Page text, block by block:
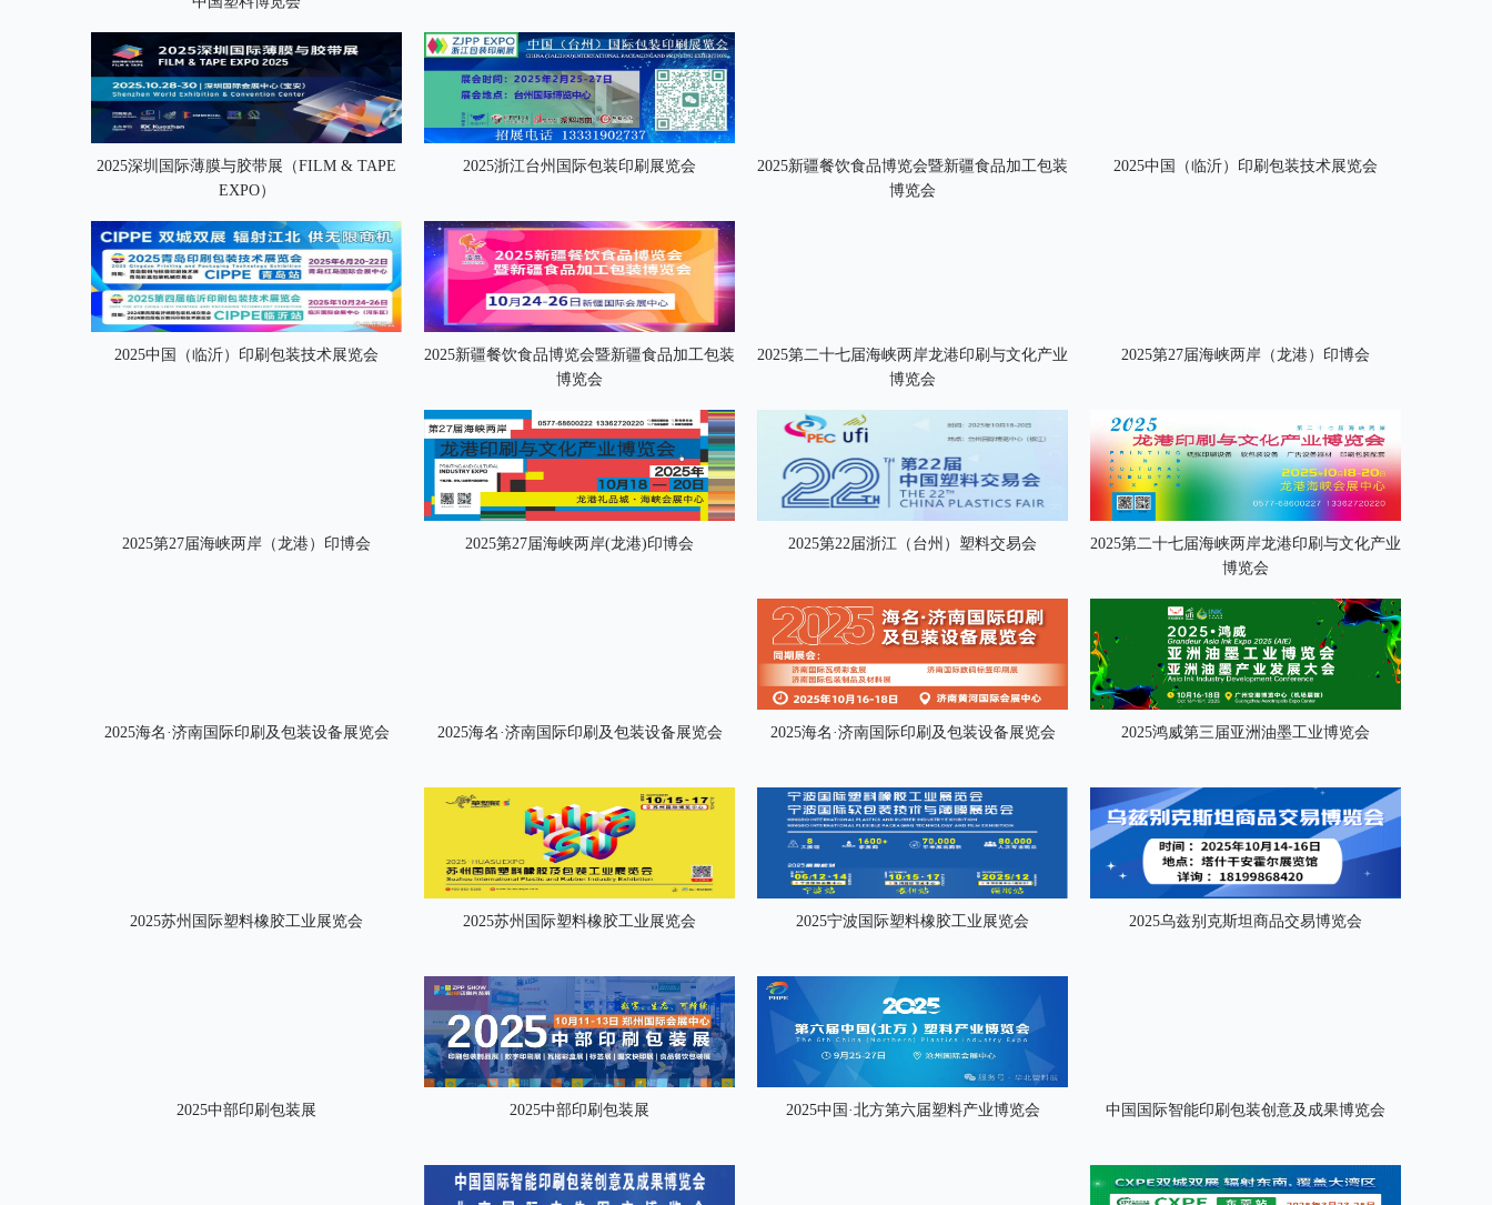
2025深圳国际薄膜与胶带展（FILM & TAPE
EXPO）
2025浙江台州国际包装印刷展览会
2025新疆餐饮食品博览会暨新疆食品加工包装
博览会
2025中国（临沂）印刷包装技术展览会
2025中国（临沂）印刷包装技术展览会
2025新疆餐饮食品博览会暨新疆食品加工包装
博览会
2025第二十七届海峡两岸龙港印刷与文化产业
博览会
2025第27届海峡两岸（龙港）印博会
2025第27届海峡两岸（龙港）印博会 2025第27届海峡两岸(龙港)印博会 2025第22届浙江（台州）塑料交易会
2025第二十七届海峡两岸龙港印刷与文化产业
博览会
2025海名·济南国际印刷及包装设备展览会 2025海名·济南国际印刷及包装设备展览会 2025海名·济南国际印刷及包装设备展览会 2025鸿威第三届亚洲油墨工业博览会
2025苏州国际塑料橡胶工业展览会 2025苏州国际塑料橡胶工业展览会 2025宁波国际塑料橡胶工业展览会 2025乌兹别克斯坦商品交易博览会
2025中部印刷包装展 2025中部印刷包装展 2025中国·北方第六届塑料产业博览会 中国国际智能印刷包装创意及成果博览会